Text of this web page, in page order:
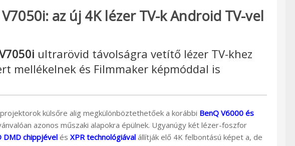
az új 4K lézer TV-k Android TV-vel
ultrarövid távolságra vetítő lézer TV-khez
mellékelnek és Filmmaker képmóddal is
projektorok külsőre alig megkülönböztethetőek a korábbi BenQ V6000 és
azonos műszaki alapokra épülnek. Ugyanúgy két lézer-foszfor
DMD chippjével és XPR technológiával állítják elő 4K felbontású képet a, de